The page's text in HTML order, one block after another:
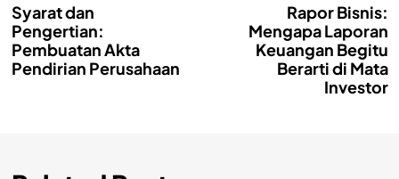
Syarat dan
Pengertian:
Pembuatan Akta
Pendirian Perusahaan
Rapor Bisnis:
Mengapa Laporan
Keuangan Begitu
Berarti di Mata
Investor